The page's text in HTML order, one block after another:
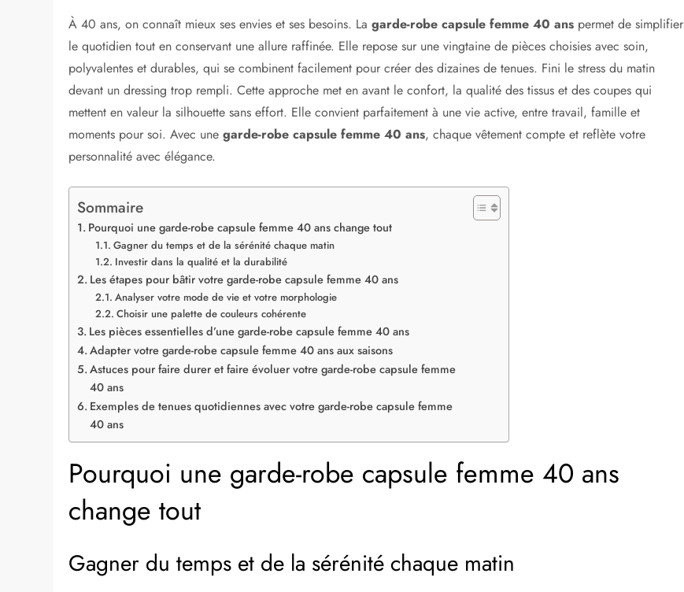
À 40 ans, on connaît mieux ses envies et ses besoins. Lagarde-robe capsule femme 40 ans permet de simplifier
le quotidien tout en conservant une allure raffinée. Elle repose sur une vingtaine de pièces choisies avec soin,
polyvalentes et durables, qui se combinent facilement pour créer des dizaines de tenues. Fini le stress du matin
devant un dressing trop rempli. Cette approche met en avant le confort, la qualité des tissus et des coupes qui
mettent en valeur la silhouette sans effort. Elle convient parfaitement à une vie active, entre travail, famille et
moments pour soi. Avec unegarde-robe capsule femme 40 ans, chaque vêtement compte et reflète votre
personnalité avec élégance.
Sommaire
Pourquoi une garde-robe capsule femme 40 ans change tout
Gagner du temps et de la sérénité chaque matin
Investir dans la qualité et la durabilité
Les étapes pour bâtir votre garde-robe capsule femme 40 ans
Analyser votre mode de vie et votre morphologie
Choisir une palette de couleurs cohérente
Les pièces essentielles d’une garde-robe capsule femme 40 ans
Adapter votre garde-robe capsule femme 40 ans aux saisons
Astuces pour faire durer et faire évoluer votre garde-robe capsule femme
40 ans
Exemples de tenues quotidiennes avec votre garde-robe capsule femme
40 ans
Pourquoi une garde-robe capsule femme 40 ans
change tout
Gagner du temps et de la sérénité chaque matin